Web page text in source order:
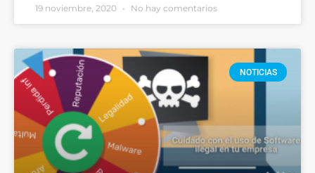
19 noviembre, 2020 No hay comentarios
NOTICIAS